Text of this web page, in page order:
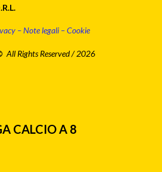
– Note legali – Cookie
All Rights Reserved / 2026
CALCIO A 8